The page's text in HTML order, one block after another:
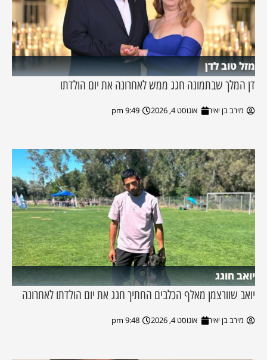
מזל טוב לדן
דן המלך שבתמונה חגג ממש לאחרונה את יום הולדתו
מירב בן יאיר אוגוסט 4, 2026 9:49 pm
יואב חוגג
יואב שוורצמן מאלף הכלבים החתיך חגג את יום הולדתו לאחרונה
מירב בן יאיר אוגוסט 4, 2026 9:48 pm